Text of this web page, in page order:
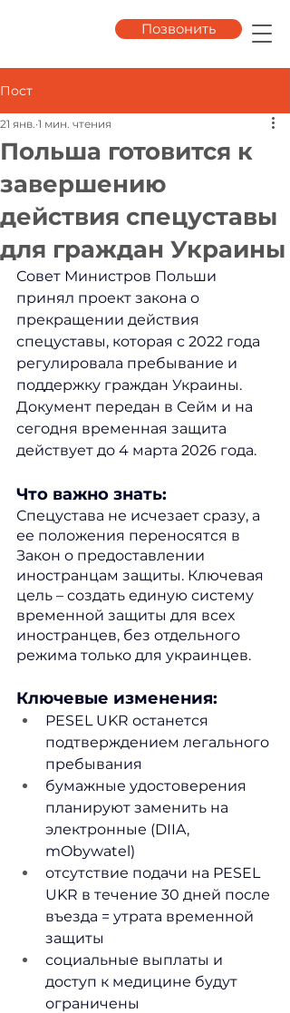
Позвонить
Пост
Польша готовится к
завершению
действия спецуставы
для граждан Украины
21 янв. 1 мин. чтения
Совет Министров Польши
принял проект закона о
прекращении действия
спецуставы, которая с 2022 года
регулировала пребывание и
поддержку граждан Украины.
Документ передан в Сейм и на
сегодня временная защита
действует до 4 марта 2026 года.
Что важно знать:
Спецустава не исчезает сразу, а
ее положения переносятся в
Закон о предоставлении
иностранцам защиты. Ключевая
цель – создать единую систему
временной защиты для всех
иностранцев, без отдельного
режима только для украинцев.
Ключевые изменения:
PESEL UKR останется
подтверждением легального
пребывания
бумажные удостоверения
планируют заменить на
электронные (DIIA,
mObywatel)
отсутствие подачи на PESEL
UKR в течение 30 дней после
въезда = утрата временной
защиты
социальные выплаты и
доступ к медицине будут
ограничены